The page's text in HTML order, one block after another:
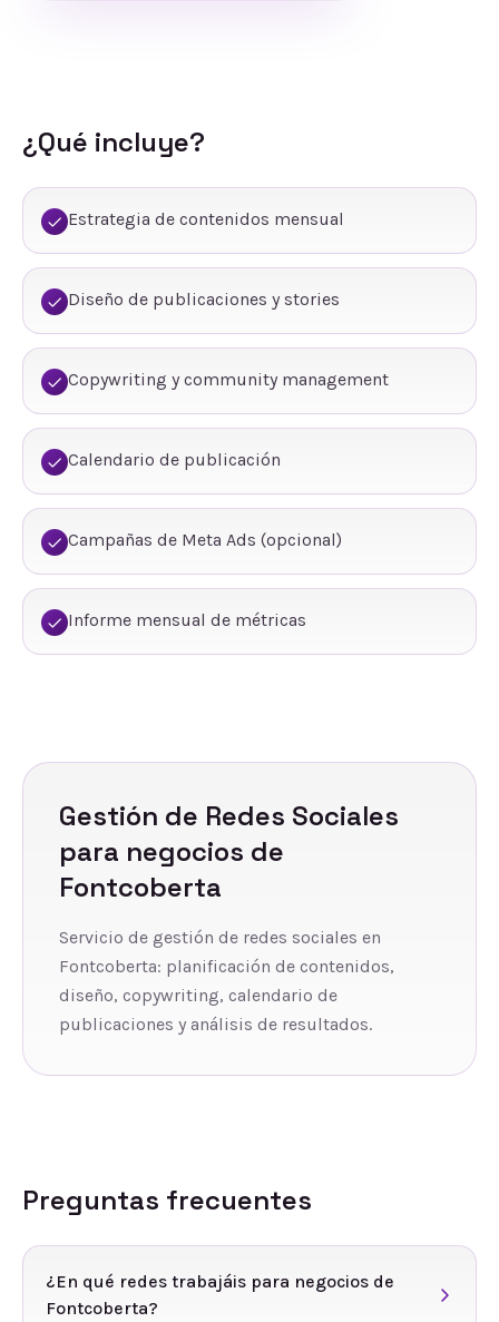
¿Qué incluye?
Estrategia de contenidos mensual
Diseño de publicaciones y stories
Copywriting y community management
Calendario de publicación
Campañas de Meta Ads (opcional)
Informe mensual de métricas
Gestión de Redes Sociales
para negocios de
Fontcoberta
Servicio de gestión de redes sociales en
Fontcoberta: planificación de contenidos,
diseño, copywriting, calendario de
publicaciones y análisis de resultados.
Preguntas frecuentes
¿En qué redes trabajáis para negocios de
Fontcoberta?